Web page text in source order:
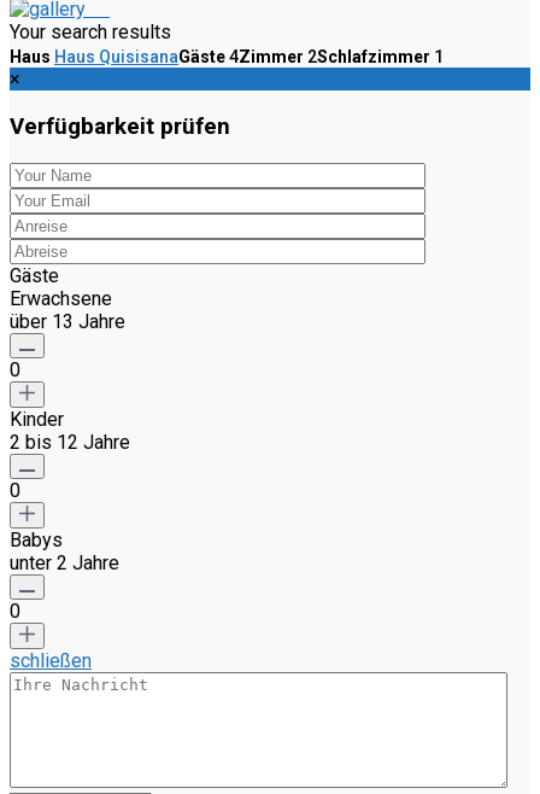
Your search results
Haus Haus QuisisanaGäste4Zimmer 2Schlafzimmer 1
×
Verfügbarkeit prüfen
Gäste
Erwachsene
über 13 Jahre
0
Kinder
2 bis 12 Jahre
0
Babys
unter 2 Jahre
0
schließen